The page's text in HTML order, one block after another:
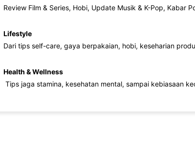
Review Film & Series, Hobi, Update Musik & K-Pop, Kabar
Lifestyle
Dari tips self-care, gaya berpakaian, hobi, keseharian
Health & Wellness
Tips jaga stamina, kesehatan mental, sampai kebiasaan